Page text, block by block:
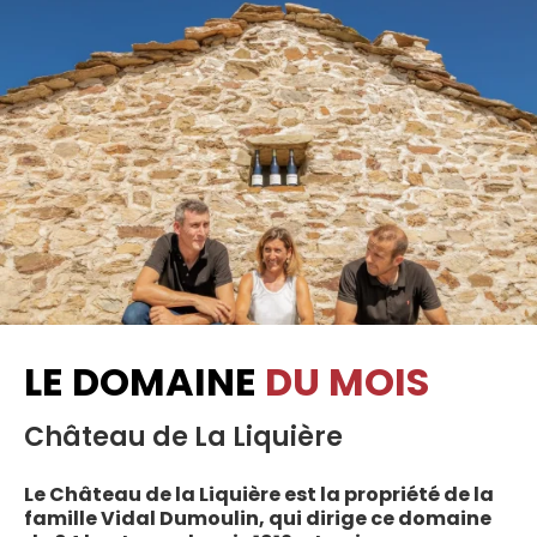
LE DOMAINE DU MOIS
Château de La Liquière
Le Château de la Liquière est la propriété de la
famille Vidal Dumoulin, qui dirige ce domaine